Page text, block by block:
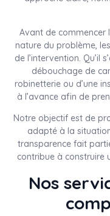
Avant de commencer
nature du problème,
de l’intervention. Qu’il
débouchage de
robinetterie ou d’une
à l’avance afin de
Notre objectif est de
adapté à la
transparence fait
contribue à construire
Nos